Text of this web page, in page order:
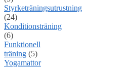
Styrketräningsutrustning
(24)
Konditionsträning
(6)
Funktionell
träning (5)
Yogamattor